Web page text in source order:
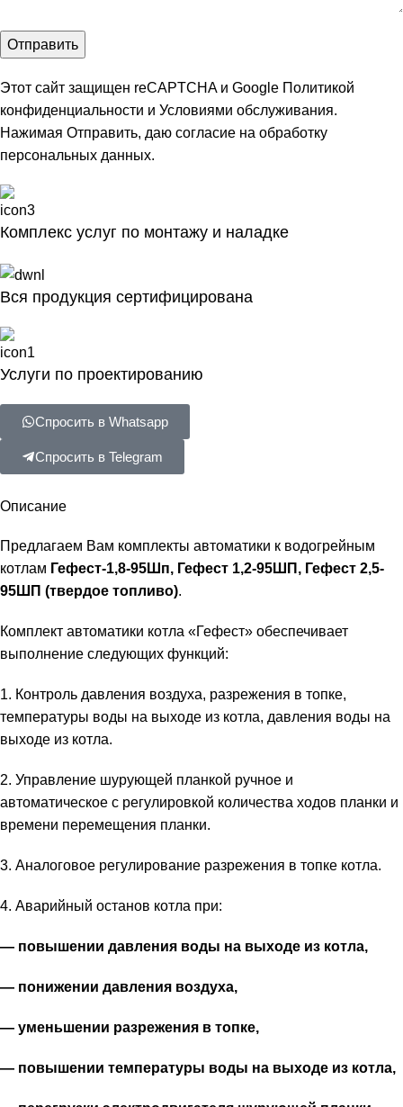
Этот сайт защищен reCAPTCHA и Google Политикой
конфиденциальности и Условиями обслуживания.
Нажимая Отправить, даю согласие на обработку
персональных данных.
Комплекс услуг по монтажу и наладке
Вся продукция сертифицирована
Услуги по проектированию
Спросить в Whatsapp
Спросить в Telegram
Описание
Предлагаем Вам комплекты автоматики к водогрейным
котлам Гефест-1,8-95Шп, Гефест 1,2-95ШП, Гефест 2,5-
95ШП (твердое топливо).
Комплект автоматики котла «Гефест» обеспечивает
выполнение следующих функций:
1. Контроль давления воздуха, разрежения в топке,
температуры воды на выходе из котла, давления воды на
выходе из котла.
2. Управление шурующей планкой ручное и
автоматическое с регулировкой количества ходов планки и
времени перемещения планки.
3. Аналоговое регулирование разрежения в топке котла.
4. Аварийный останов котла при:
— повышении давления воды на выходе из котла,
— понижении давления воздуха,
— уменьшении разрежения в топке,
— повышении температуры воды на выходе из котла,